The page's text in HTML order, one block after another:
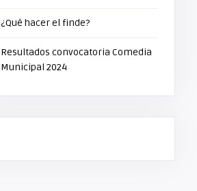
¿Qué hacer el finde?
Resultados convocatoria Comedia
Municipal 2024